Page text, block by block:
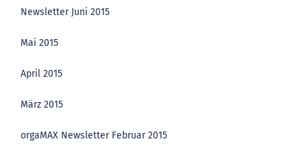
Newsletter Juni 2015
Mai 2015
April 2015
März 2015
orgaMAX Newsletter Februar 2015